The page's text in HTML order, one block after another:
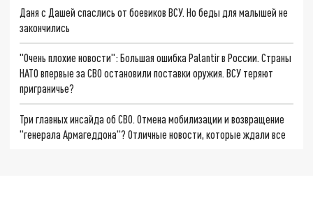
Даня с Дашей спаслись от боевиков ВСУ. Но беды для малышей не
закончились
"Очень плохие новости": Большая ошибка Palantir в России. Страны
НАТО впервые за СВО остановили поставки оружия. ВСУ теряют
приграничье?
Три главных инсайда об СВО. Отмена мобилизации и возвращение
"генерала Армагеддона"? Отличные новости, которые ждали все